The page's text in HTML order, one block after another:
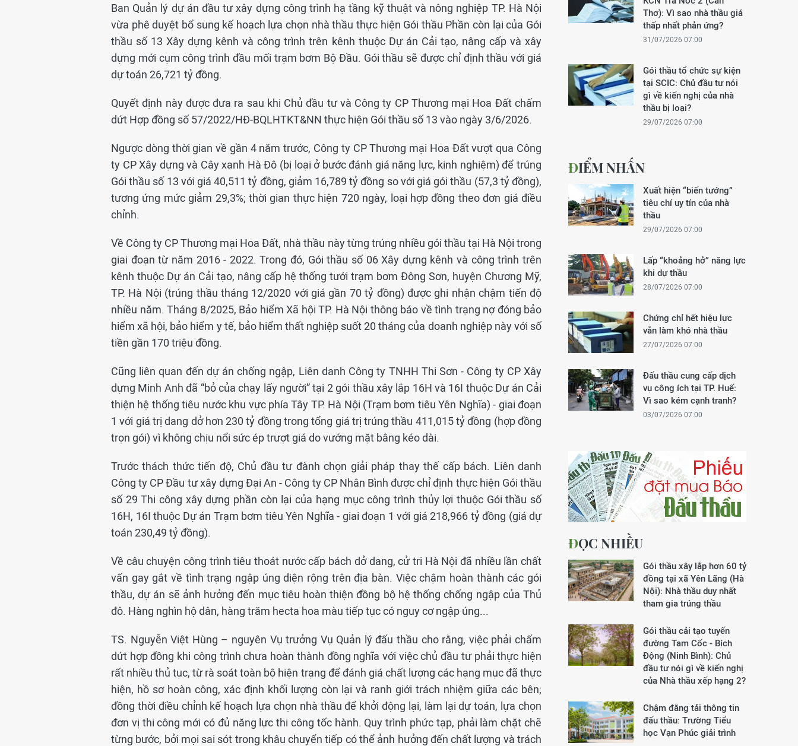
Ban Quản lý dự án đầu tư xây dựng công trình hạ tầng kỹ thuật và nông nghiệp TP. Hà Nội
vừa phê duyệt bổ sung kế hoạch lựa chọn nhà thầu thực hiện Gói thầu Phần còn lại của Gói
thầu số 13 Xây dựng kênh và công trình trên kênh thuộc Dự án Cải tạo, nâng cấp và xây
dựng mới cụm công trình đầu mối trạm bơm Bộ Đầu. Gói thầu sẽ được chỉ định thầu với giá
dự toán 26,721 tỷ đồng.
Quyết định này được đưa ra sau khi Chủ đầu tư và Công ty CP Thương mại Hoa Đất chấm
dứt Hợp đồng số 57/2022/HĐ-BQLHTKT&NN thực hiện Gói thầu số 13 vào ngày 3/6/2026.
Ngược dòng thời gian về gần 4 năm trước, Công ty CP Thương mại Hoa Đất vượt qua Công
ty CP Xây dựng và Cây xanh Hà Đô (bị loại ở bước đánh giá năng lực, kinh nghiệm) để trúng
Gói thầu số 13 với giá 40,511 tỷ đồng, giảm 16,789 tỷ đồng so với giá gói thầu (57,3 tỷ đồng),
tương ứng mức giảm 29,3%; thời gian thực hiện 720 ngày, loại hợp đồng theo đơn giá điều
chỉnh.
Về Công ty CP Thương mại Hoa Đất, nhà thầu này từng trúng nhiều gói thầu tại Hà Nội trong
giai đoạn từ năm 2016 - 2022. Trong đó, Gói thầu số 06 Xây dựng kênh và công trình trên
kênh thuộc Dự án Cải tạo, nâng cấp hệ thống tưới trạm bơm Đông Sơn, huyện Chương Mỹ,
TP. Hà Nội (trúng thầu tháng 12/2020 với giá gần 70 tỷ đồng) được ghi nhận chậm tiến độ
nhiều năm. Tháng 8/2025, Bảo hiểm Xã hội TP. Hà Nội thông báo về tình trạng nợ đóng bảo
hiểm xã hội, bảo hiểm y tế, bảo hiểm thất nghiệp suốt 20 tháng của doanh nghiệp này với số
tiền gần 170 triệu đồng.
Cũng liên quan đến dự án chống ngập, Liên danh Công ty TNHH Thi Sơn - Công ty CP Xây
dựng Minh Anh đã “bỏ của chạy lấy người” tại 2 gói thầu xây lắp 16H và 16I thuộc Dự án Cải
thiện hệ thống tiêu nước khu vực phía Tây TP. Hà Nội (Trạm bơm tiêu Yên Nghĩa) - giai đoạn
1 với giá trị dang dở hơn 230 tỷ đồng trong tổng giá trị trúng thầu 411,015 tỷ đồng (hợp đồng
trọn gói) vì không chịu nổi sức ép trượt giá do vướng mặt bằng kéo dài.
Trước thách thức tiến độ, Chủ đầu tư đành chọn giải pháp thay thế cấp bách. Liên danh
Công ty CP Đầu tư xây dựng Đại An - Công ty CP Nhân Bình được chỉ định thực hiện Gói thầu
số 29 Thi công xây dựng phần còn lại của hạng mục công trình thủy lợi thuộc Gói thầu số
16H, 16I thuộc Dự án Trạm bơm tiêu Yên Nghĩa - giai đoạn 1 với giá 218,966 tỷ đồng (giá dự
toán 230,49 tỷ đồng).
Về câu chuyện công trình tiêu thoát nước cấp bách dở dang, cử tri Hà Nội đã nhiều lần chất
vấn gay gắt về tình trạng ngập úng diện rộng trên địa bàn. Việc chậm hoàn thành các gói
thầu, dự án sẽ ảnh hưởng đến mục tiêu hoàn thiện đồng bộ hệ thống chống ngập của Thủ
đô. Hàng nghìn hộ dân, hàng trăm hecta hoa màu tiếp tục có nguy cơ ngập úng...
TS. Nguyễn Việt Hùng – nguyên Vụ trưởng Vụ Quản lý đấu thầu cho rằng, việc phải chấm
dứt hợp đồng khi công trình chưa hoàn thành đồng nghĩa với việc chủ đầu tư phải thực hiện
rất nhiều thủ tục, từ rà soát toàn bộ hiện trạng để đánh giá chất lượng các hạng mục đã thực
hiện, hồ sơ hoàn công, xác định khối lượng còn lại và ranh giới trách nhiệm giữa các bên;
đồng thời điều chỉnh kế hoạch lựa chọn nhà thầu để khởi động lại, làm lại dự toán, lựa chọn
đơn vị thi công mới có đủ năng lực thi công tốc hành. Quy trình phức tạp, phải làm chặt chẽ
từng bước, bởi mọi sai sót trong khâu chuyển tiếp có thể ảnh hưởng đến chất lượng và trách
Thơ): Vì sao nhà thầu giá
thấp nhất phản ứng?
31/07/2026 07:00
Gói thầu tổ chức sự kiện
tại SCIC: Chủ đầu tư nói
gì về kiến nghị của nhà
thầu bị loại?
29/07/2026 07:00
ĐIỂM NHẤN
Xuất hiện “biến tướng”
tiêu chí uy tín của nhà
thầu
29/07/2026 07:00
Lấp “khoảng hở” năng lực
khi dự thầu
28/07/2026 07:00
Chứng chỉ hết hiệu lực
vẫn làm khó nhà thầu
27/07/2026 07:00
Đấu thầu cung cấp dịch
vụ công ích tại TP. Huế:
Vì sao kém cạnh tranh?
03/07/2026 07:00
ĐỌC NHIỀU
Gói thầu xây lắp hơn 60 tỷ
đồng tại xã Yên Lãng (Hà
Nội): Nhà thầu duy nhất
tham gia trúng thầu
Gói thầu cải tạo tuyến
đường Tam Cốc - Bích
Động (Ninh Bình): Chủ
đầu tư nói gì về kiến nghị
của Nhà thầu xếp hạng 2?
Chậm đăng tải thông tin
đấu thầu: Trường Tiểu
học Vạn Phúc giải trình